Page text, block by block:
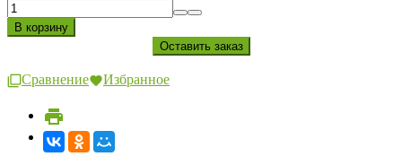
Сравнение Избранное